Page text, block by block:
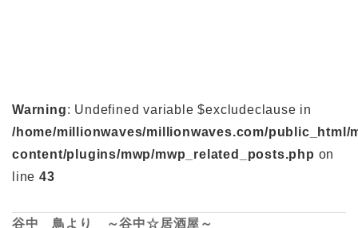
Warning: Undefined variable $excludeclause in
/home/millionwaves/millionwaves.com/public_html/
content/plugins/mwp/mwp_related_posts.php on
line 43
谷中 鳥より ～谷中☆居酒屋～